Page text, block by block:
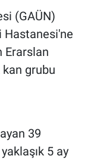
(GAÜN)
Hastanesi'ne
Erarslan
grubu
39
5 ay